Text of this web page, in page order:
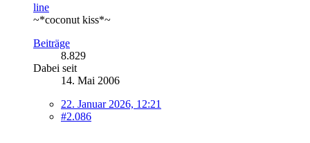
line
~*coconut kiss*~
Beiträge
8.829
Dabei seit
14. Mai 2006
22. Januar 2026, 12:21
#2.086